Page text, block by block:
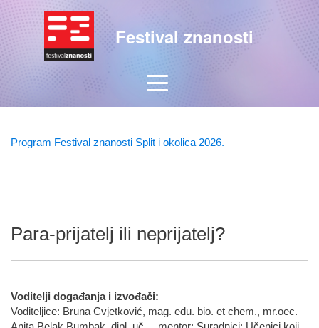
Festival znanosti
Program Festival znanosti Split i okolica 2026.
Para-prijatelj ili neprijatelj?
Voditelji događanja i izvođači:
Voditeljice: Bruna Cvjetković, mag. edu. bio. et chem., mr.oec.